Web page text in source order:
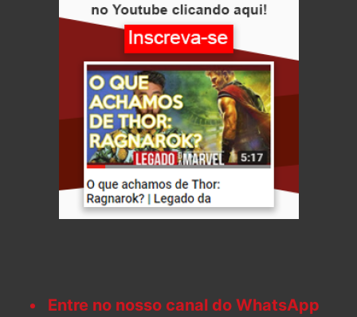
Entre no nosso canal do WhatsApp